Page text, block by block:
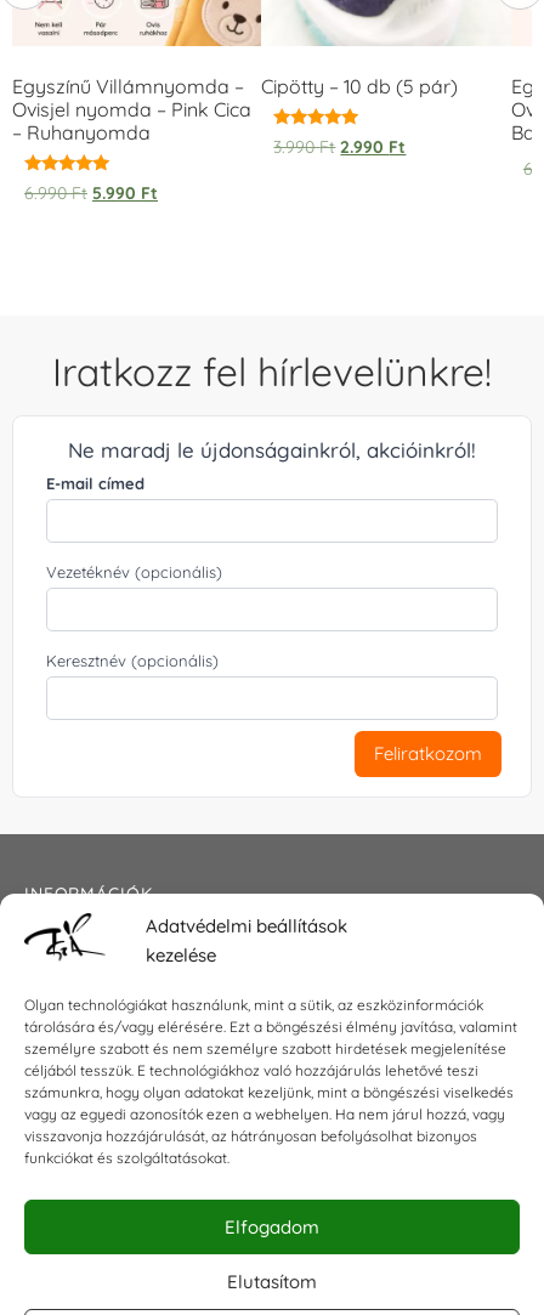
Adatvédelmi beállítások
kezelése
Olyan technológiákat használunk, mint a sütik, az eszközinformációk
tárolására és/vagy elérésére. Ezt a böngészési élmény javítása, valamint
személyre szabott és nem személyre szabott hirdetések megjelenítése
céljából tesszük. E technológiákhoz való hozzájárulás lehetővé teszi
számunkra, hogy olyan adatokat kezeljünk, mint a böngészési viselkedés
vagy az egyedi azonosítók ezen a webhelyen. Ha nem járul hozzá, vagy
visszavonja hozzájárulását, az hátrányosan befolyásolhat bizonyos
funkciókat és szolgáltatásokat.
Elfogadom
Elutasítom
Egyszínű Villámnyomda –
Ovisjel nyomda – Pink Cica
– Ruhanyomda
Értékelés:
5.00
6.990Ft 5.990 Ft
Cipötty – 10 db (5 pár)
Értékelés:
5.00
3.990Ft 2.990 Ft
Iratkozz fel hírlevelünkre!
Ne maradj le újdonságainkról, akcióinkról!
E-mail címed
Vezetéknév (opcionális)
Keresztnév (opcionális)
Feliratkozom
INFORMÁCIÓK
Általános szerződési feltételek
Impresszum
KAPCSOLAT
E-mail:shop@torokszilvi.com
Telefon: +36 30 6767872
KÖZÖSSÉGI